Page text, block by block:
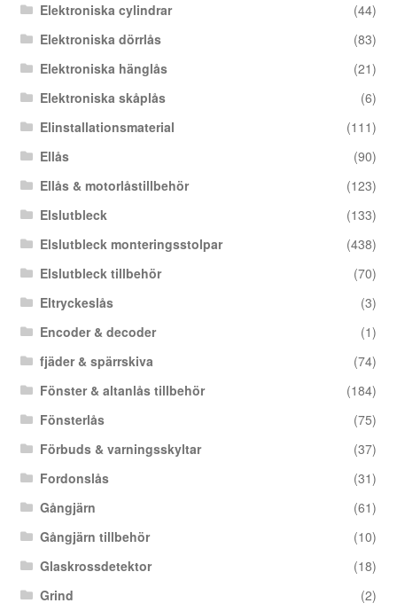
Elektroniska cylindrar
(44)
Elektroniska dörrlås
(83)
Elektroniska hänglås
(21)
Elektroniska skåplås
(6)
Elinstallationsmaterial
(111)
Ellås
(90)
Ellås & motorlåstillbehör
(123)
Elslutbleck
(133)
Elslutbleck monteringsstolpar
(438)
Elslutbleck tillbehör
(70)
Eltryckeslås
(3)
Encoder & decoder
(1)
fjäder & spärrskiva
(74)
Fönster & altanlås tillbehör
(184)
Fönsterlås
(75)
Förbuds & varningsskyltar
(37)
Fordonslås
(31)
Gångjärn
(61)
Gångjärn tillbehör
(10)
Glaskrossdetektor
(18)
Grind
(2)